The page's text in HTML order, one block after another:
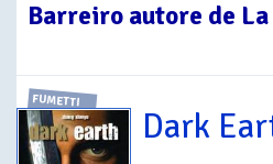
Barreiro autore de
FUMETTI
Dark